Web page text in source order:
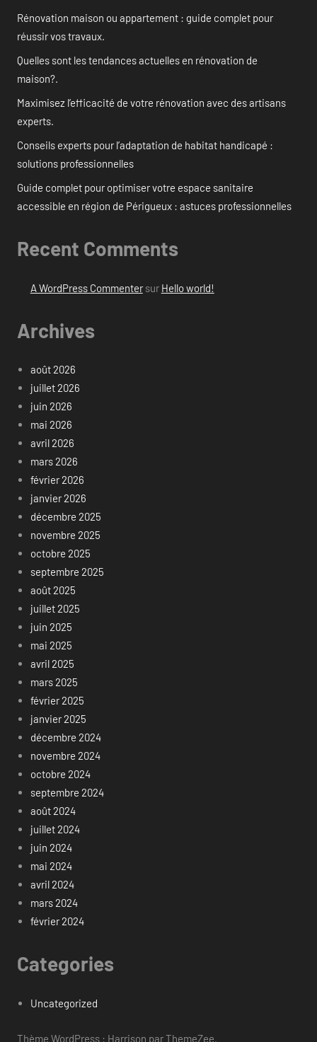
Rénovation maison ou appartement : guide complet pour
réussir vos travaux.
Quelles sont les tendances actuelles en rénovation de
maison?.
Maximisez l’efficacité de votre rénovation avec des artisans
experts.
Conseils experts pour l’adaptation de habitat handicapé :
solutions professionnelles
Guide complet pour optimiser votre espace sanitaire
accessible en région de Périgueux : astuces professionnelles
Recent Comments
A WordPress Commentersur Hello world!
Archives
août 2026
juillet 2026
juin 2026
mai 2026
avril 2026
mars 2026
février 2026
janvier 2026
décembre 2025
novembre 2025
octobre 2025
septembre 2025
août 2025
juillet 2025
juin 2025
mai 2025
avril 2025
mars 2025
février 2025
janvier 2025
décembre 2024
novembre 2024
octobre 2024
septembre 2024
août 2024
juillet 2024
juin 2024
mai 2024
avril 2024
mars 2024
février 2024
Categories
Uncategorized
Thème WordPress : Harrison par ThemeZee.